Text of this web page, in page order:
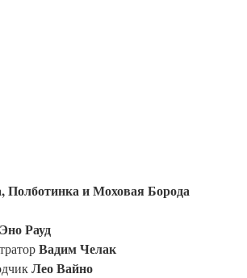
Полботинка и Моховая Борода
Эно Рауд
Вадим Челак
Лео Вайно